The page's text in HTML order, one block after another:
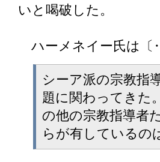
いと喝破した。
ハーメネイー氏は〔
シーア派の宗教指
題に関わってきた
の他の宗教指導者
らが有しているの